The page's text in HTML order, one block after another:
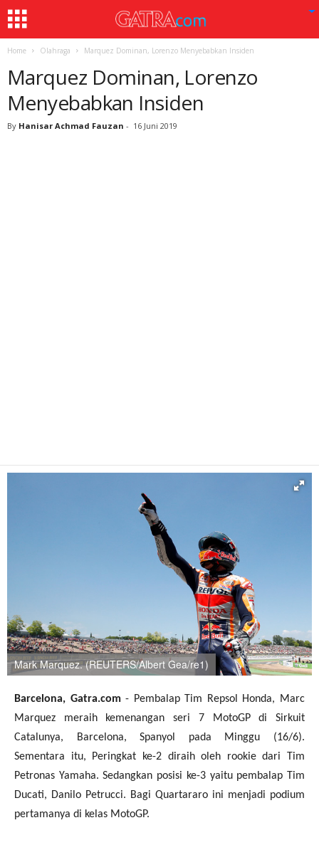
Home Olahraga Marquez Dominan, Lorenzo Menyebabkan Insiden
Marquez Dominan, Lorenzo
Menyebabkan Insiden
By Hanisar Achmad Fauzan - 16 Juni 2019
Mark Marquez. (REUTERS/Albert Gea/re1)
Barcelona, Gatra.com- Pembalap Tim Repsol Honda, Marc
Marquez meraih kemenangan seri 7 MotoGP di Sirkuit
Catalunya, Barcelona, Spanyol pada Minggu (16/6).
Sementara itu, Peringkat ke-2 diraih oleh rookie dari Tim
Petronas Yamaha. Sedangkan posisi ke-3 yaitu pembalap Tim
Ducati, Danilo Petrucci. Bagi Quartararo ini menjadi podium
pertamanya di kelas MotoGP.